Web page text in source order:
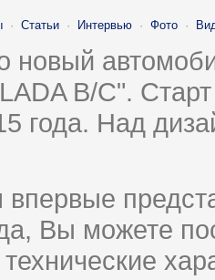
· Статьи · Интервью · Фото ·
новый
B/C".
года. Над
Вы можете
технические